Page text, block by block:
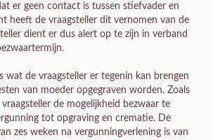
er geen contact is tussen stiefvader en
heeft de vraagsteller dit vernomen van de
dient er dus alert op te zijn in verband
wat de vraagsteller er tegenin kan brengen
van moeder opgegraven worden. Zoals
de mogelijkheid bezwaar te
tot opgraving en crematie. De
zes weken na vergunningverlening is van